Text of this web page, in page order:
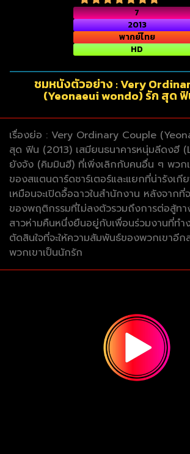
7
2013
พากย์ไทย
HD
ชมหนังตัวอย่าง : Very
(Yeonaeui wondo) รัก สุด ฟิ
เรื่องย่อ : Very Ordinary Couple
สุด ฟิน (2013) เสมียนธนาคารหนุ่มลีดงฮี
ยังจัง (คิมมินฮี) ที่เพิ่งเลิกกับคนอื่น ๆ พวก
ของสแตนดาร์ดชาร์เตอร์และแยกที่น่ารังเกี
เหมือนจะเปิดอื้อฉาวในสำนักงาน หลังจากที่
ของพฤติกรรมที่ไม่ลงตัวรวมถึงการต่อสู้ท
สาวห่ามคืนหนึ่งยืนอยู่กับเพื่อนร่วมงานที่ท
ตัดสินใจที่จะให้ความสัมพันธ์ของพวกเขาอี
พวกเขาเป็นนักรัก